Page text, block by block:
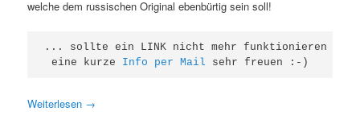
welche dem russischen Original ebenbürtig sein soll!
... sollte ein LINK nicht mehr funktionieren
eine kurze Info per Mail sehr freuen :-)
Weiterlesen →